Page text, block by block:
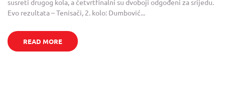
susreti drugog kola, a četvrtfinalni su dvoboji odgođeni za srijedu.
Evo rezultata – Tenisači, 2. kolo: Dumbović...
READ MORE